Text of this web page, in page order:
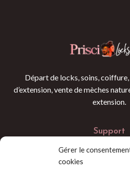
Gérer le
cookies
Départ de locks, soins,
d’extension, vente de mèches
extension.
Support
FAQ's